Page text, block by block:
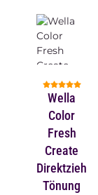
Wella
Color
Fresh
Create
Tönung